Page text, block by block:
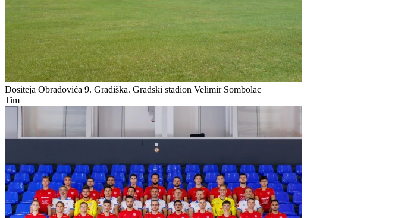
Dositeja Obradovića 9. Gradiška. Gradski stadion Velimir Sombolac
Tim